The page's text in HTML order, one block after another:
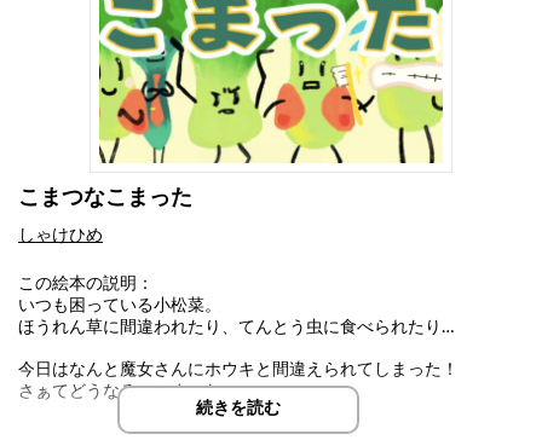
こまつなこまった
しゃけひめ
この絵本の説明：
いつも困っている小松菜。
ほうれん草に間違われたり、てんとう虫に食べられたり…
今日はなんと魔女さんにホウキと間違えられてしまった！
さぁてどうなる、こまつな
続きを読む